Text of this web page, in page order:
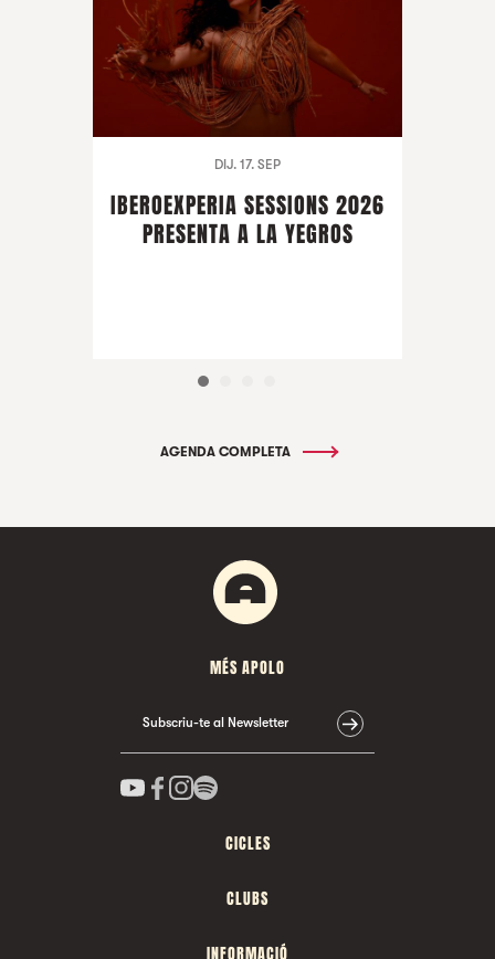
DIJ. 17. SEP
IBEROEXPERIA SESSIONS 2026
PRESENTA A LA YEGROS
AGENDA COMPLETA
MÉS APOLO
Subscriu-te al Newsletter
CICLES
CLUBS
INFORMACIÓ